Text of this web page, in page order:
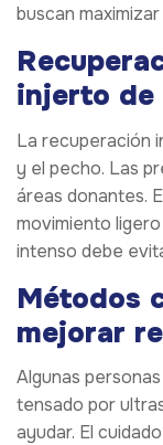
buscan
injerto de
La recuperación
y el pecho. Las
áreas donantes.
movimiento
intenso debe
Métodos
mejorar
Algunas
tensado por
ayudar. El